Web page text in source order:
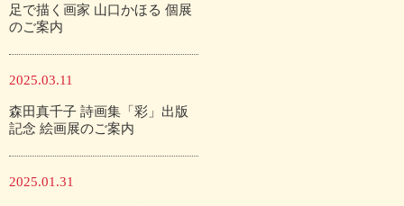
足で描く画家 山口かほる 個展
のご案内
2025.03.11
森田真千子 詩画集「彩」出版
記念 絵画展のご案内
2025.01.31